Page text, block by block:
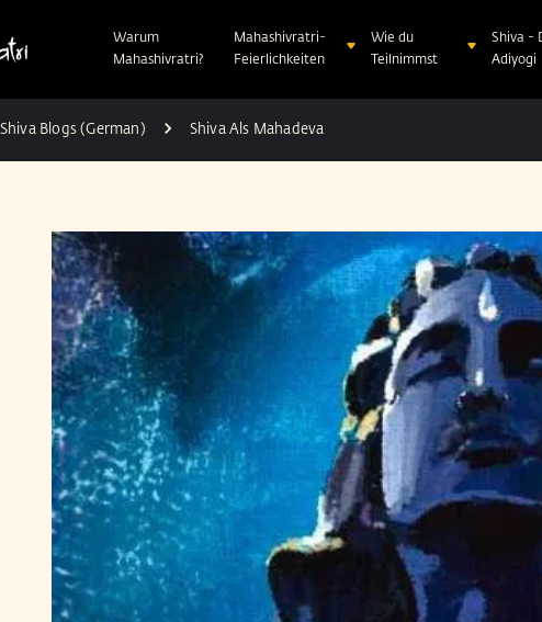
Warum
Mahashivratri?
Mahashivratri-
Feierlichkeiten
Wie du
Teilnimmst
Shiva -
Adiyogi
Shiva Blogs (German) Shiva Als Mahadeva